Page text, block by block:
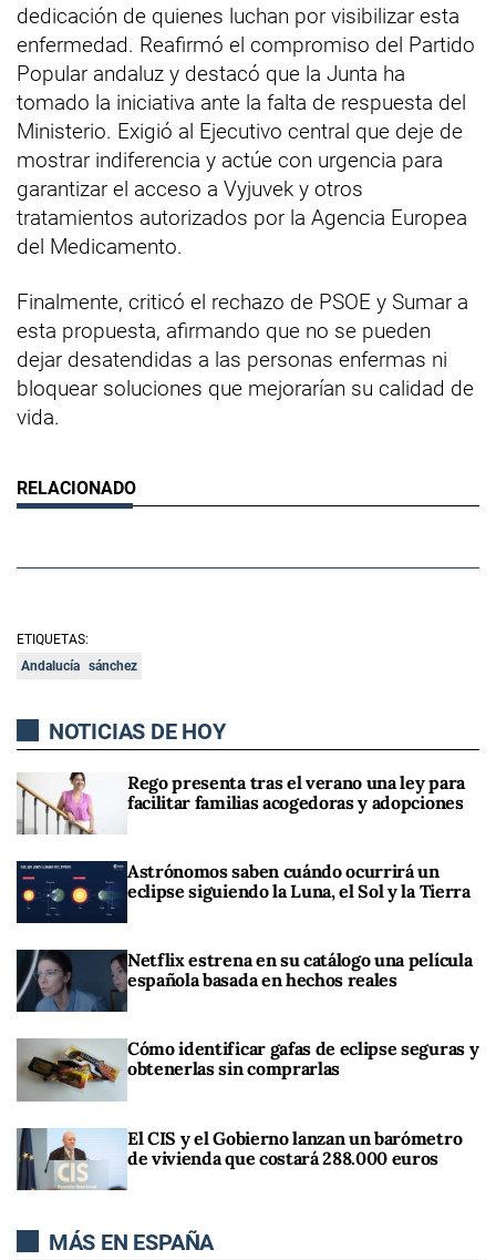
dedicación de quienes luchan por visibilizar esta
enfermedad. Reafirmó el compromiso del Partido
Popular andaluz y destacó que la Junta ha
tomado la iniciativa ante la falta de respuesta del
Ministerio. Exigió al Ejecutivo central que deje de
mostrar indiferencia y actúe con urgencia para
garantizar el acceso a Vyjuvek y otros
tratamientos autorizados por la Agencia Europea
del Medicamento.
Finalmente, criticó el rechazo de PSOE y Sumar a
esta propuesta, afirmando que no se pueden
dejar desatendidas a las personas enfermas ni
bloquear soluciones que mejorarían su calidad de
vida.
ETIQUETAS:
Andalucía sánchez
NOTICIAS DE HOY
Rego presenta tras el verano una ley para
facilitar familias acogedoras y adopciones
Astrónomos saben cuándo ocurrirá un
eclipse siguiendo la Luna, el Sol y la Tierra
Netflix estrena en su catálogo una película
española basada en hechos reales
Cómo identificar gafas de eclipse seguras y
obtenerlas sin comprarlas
El CIS y el Gobierno lanzan un barómetro
de vivienda que costará 288.000 euros
MÁS EN ESPAÑA